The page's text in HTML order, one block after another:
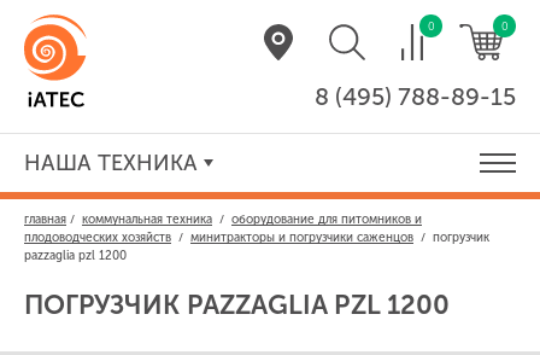
0 0
8 (495) 788-89-15
НАША ТЕХНИКА
главная / коммунальная техника / оборудование для питомников и
плодоводческих хозяйств / минитракторы и погрузчики саженцов / погрузчик
pazzaglia pzl 1200
ПОГРУЗЧИК PAZZAGLIA PZL 1200